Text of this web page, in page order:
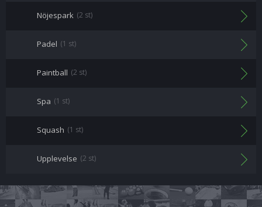
Nöjespark (2 st)
Padel (1 st)
Paintball (2 st)
Spa (1 st)
Squash (1 st)
Upplevelse (2 st)